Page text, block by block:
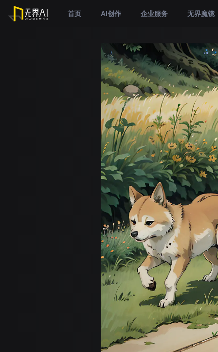
首页 AI创作 企业服务 无界魔镜